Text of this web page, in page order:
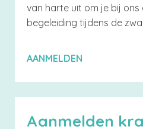
van harte uit om je bij
begeleiding tijdens de
AANMELDEN
Aanmelden